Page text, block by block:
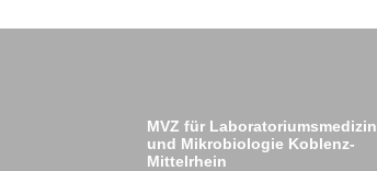
MVZ für Laboratoriumsmedizin
und Mikrobiologie Koblenz-
Mittelrhein